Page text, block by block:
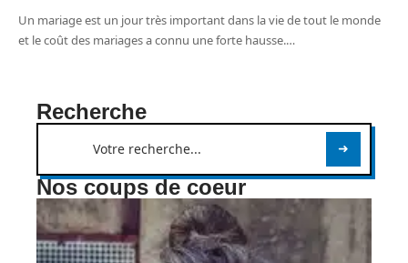
Un mariage est un jour très important dans la vie de tout le monde
et le coût des mariages a connu une forte hausse.…
Recherche
Nos coups de coeur